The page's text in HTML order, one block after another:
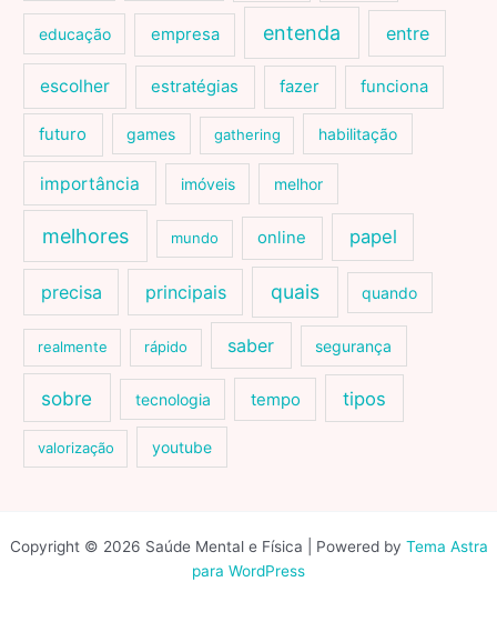
educação empresa entenda entre
escolher estratégias fazer funciona
futuro games gathering habilitação
importância imóveis melhor
melhores mundo online papel
precisa principais quais quando
realmente rápido saber segurança
sobre tecnologia tempo tipos
valorização youtube
Copyright © 2026 Saúde Mental e Física | Powered by Tema Astra
para WordPress